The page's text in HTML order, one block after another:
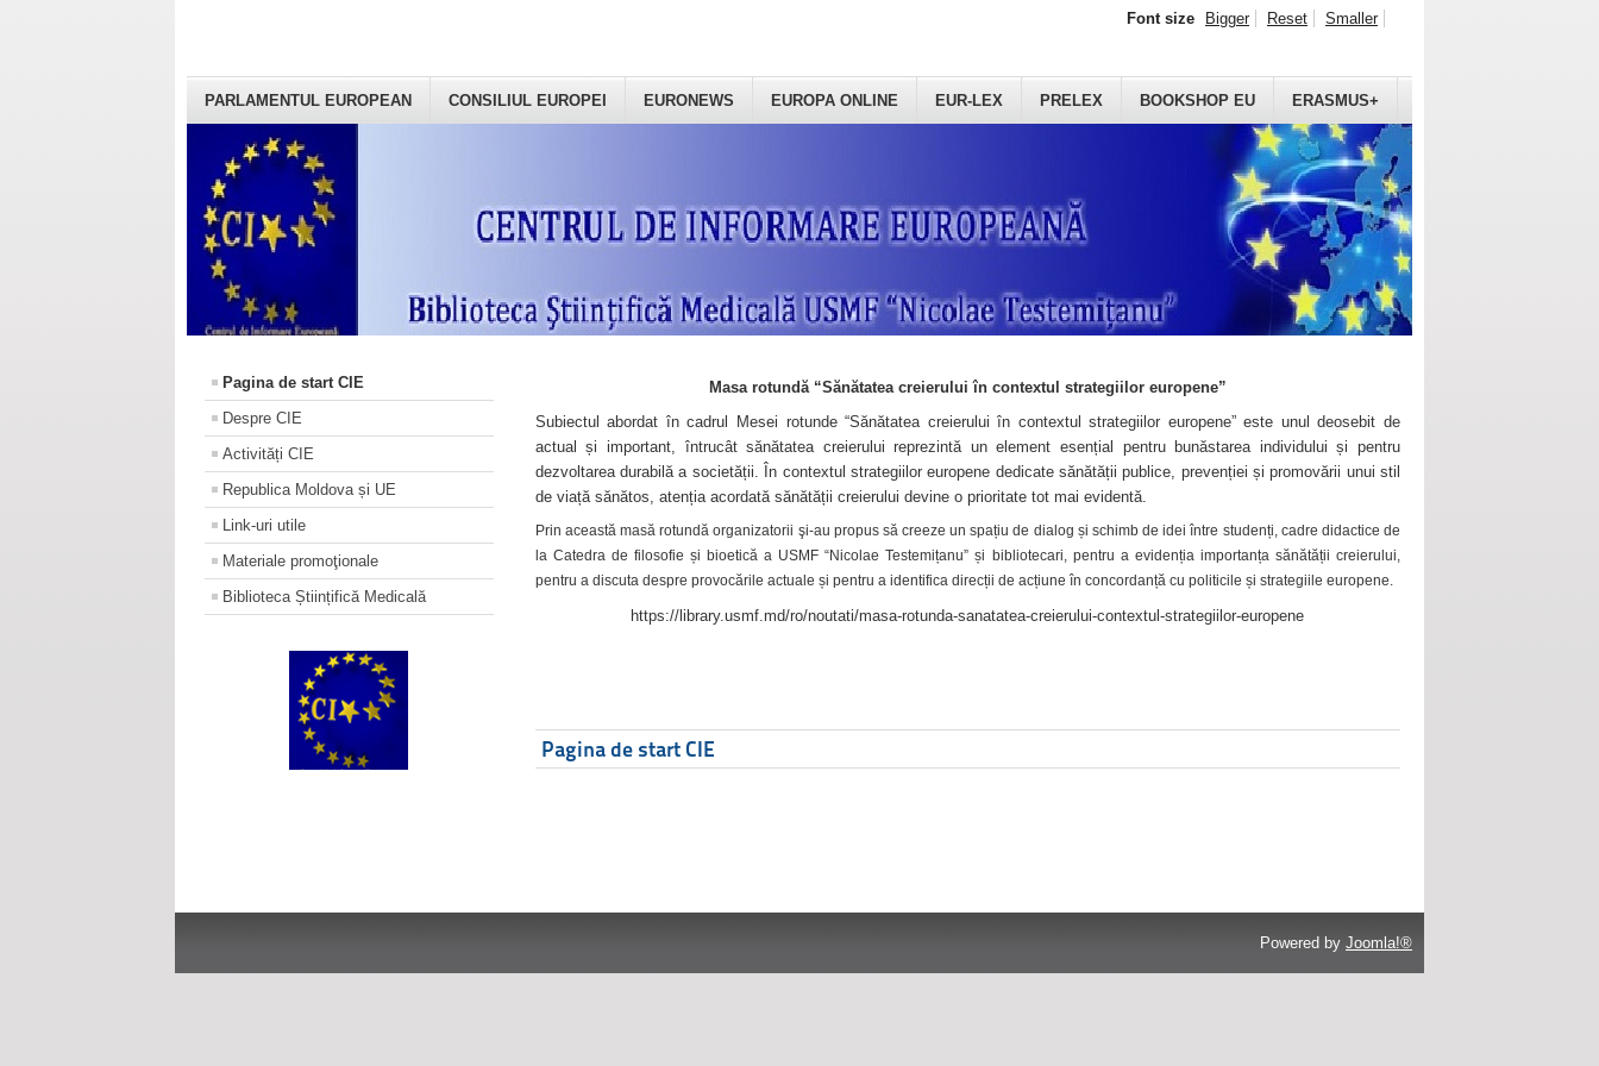
PARLAMENTUL EUROPEAN CONSILIUL EUROPEI EURONEWS EUROPA ONLINE EUR-LEX PRELEX BOOKSHOP EU ERASMUS+
Font size Bigger Reset Smaller
Pagina de start CIE
Despre CIE
Activități CIE
Republica Moldova și UE
Link-uri utile
Materiale promoţionale
Biblioteca Științifică Medicală
Masa rotundă “Sănătatea creierului în contextul strategiilor europene”
Subiectul abordat în cadrul Mesei rotunde “Sănătatea creierului în contextul strategiilor europene” este unul deosebit de
actual și important, întrucât sănătatea creierului reprezintă un element esențial pentru bunăstarea individului și pentru
dezvoltarea durabilă a societății. În contextul strategiilor europene dedicate sănătății publice, prevenției și promovării unui stil
de viață sănătos, atenția acordată sănătății creierului devine o prioritate tot mai evidentă.
Prin această masă rotundă organizatorii şi-au propus să creeze un spațiu de dialog și schimb de idei între studenți, cadre didactice de
la Catedra de filosofie și bioetică a USMF “Nicolae Testemițanu” și bibliotecari, pentru a evidenția importanța sănătății creierului,
pentru a discuta despre provocările actuale și pentru a identifica direcții de acțiune în concordanță cu politicile și strategiile europene.
https://library.usmf.md/ro/noutati/masa-rotunda-sanatatea-creierului-contextul-strategiilor-europene
Pagina de start CIE
Powered by Joomla!®